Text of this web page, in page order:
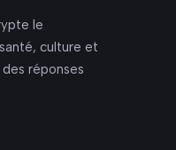
le
culture et
réponses